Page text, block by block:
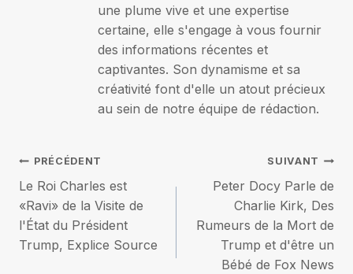
une plume vive et une expertise
certaine, elle s'engage à vous fournir
des informations récentes et
captivantes. Son dynamisme et sa
créativité font d'elle un atout précieux
au sein de notre équipe de rédaction.
Navigation
de
l’article
PRÉCÉDENT
Le Roi Charles est
«Ravi» de la Visite de
l'État du Président
Trump, Explice Source
SUIVANT
Peter Docy Parle de
Charlie Kirk, Des
Rumeurs de la Mort de
Trump et d'être un
Bébé de Fox News